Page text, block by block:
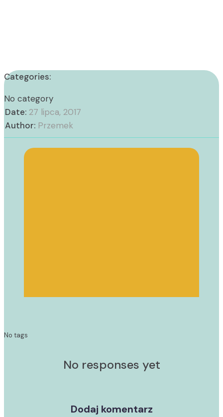
Categories:
No category
Date: 27 lipca, 2017
Author: Przemek
No tags
No responses yet
Dodaj komentarz